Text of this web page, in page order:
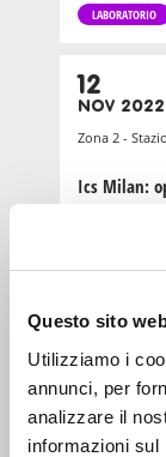
Questo sito
Utilizziamo i
annunci, per
analizzare il
informazioni
LABORATORIO
12
NOV 2022
Zona 2 -
Ics Milan:
25
Zona 6 -
Fondazione
primaria